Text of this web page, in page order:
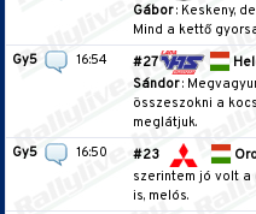
Gábor: Keskeny,
Mind a kettő
Gy5
16:54 #27
Sándor:
összeszokni a
meglátjuk.
Gy5
16:50 #23
szerintem jó volt a
is, melós.